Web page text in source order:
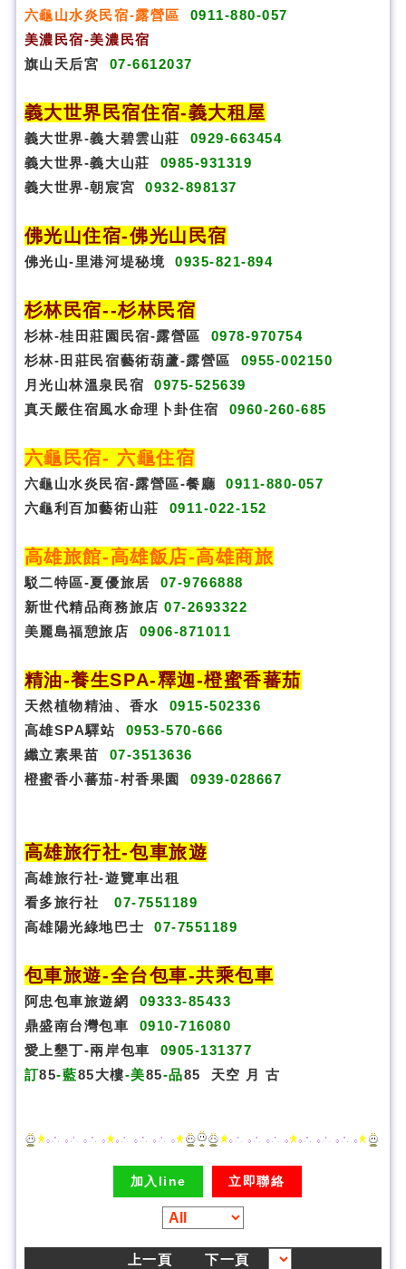
六龜山水炎民宿-露營區
0911-880-057
美濃民宿-美濃民宿
旗山天后宮
07-6612037
義大世界民宿住宿-義大租屋
義大世界-義大碧雲山莊
0929-663454
義大世界-義大山莊
0985-931319
義大世界-朝宸宮
0932-898137
佛光山住宿-佛光山民宿
佛光山-里港河堤秘境 0935-821-894
杉林民宿--杉林民宿
杉林-桂田莊園民宿-露營區
0978-970754
杉林-田莊民宿藝術葫蘆-露營區
0955-002150
月光山林溫泉民宿
0975-525639
真天嚴住宿風水命理卜卦住宿 0960-260-685
六龜民宿- 六龜住宿
六龜山水炎民宿-露營區-餐廳
0911-880-057
六龜利百加藝術山莊
0911-022-152
高雄旅館-高雄飯店-高雄商旅
駁二特區-夏優旅居
07-9766888
新世代精品商務旅店 07-2693322
美麗島福憩旅店 0906-871011
精油-養生SPA-釋迦-橙蜜香蕃茄
天然植物精油、香水
0915-502336
高雄SPA驛站
0953-570-666
纖立素果苗
07-3513636
橙蜜香小蕃茄-村香果園
0939-028667
高雄旅行社-包車旅遊
高雄旅行社-遊覽車出租
看多旅行社
07-7551189
高雄陽光綠地巴士
07-7551189
包車旅遊-全台包車-共乘包車
阿忠包車旅遊網
09333-85433
鼎盛南台灣包車
0910-716080
愛上墾丁-兩岸包車
0905-131377
訂85-藍85大樓-美85-品85 天空 月 古
加入line 立即聯絡
上一頁 下一頁